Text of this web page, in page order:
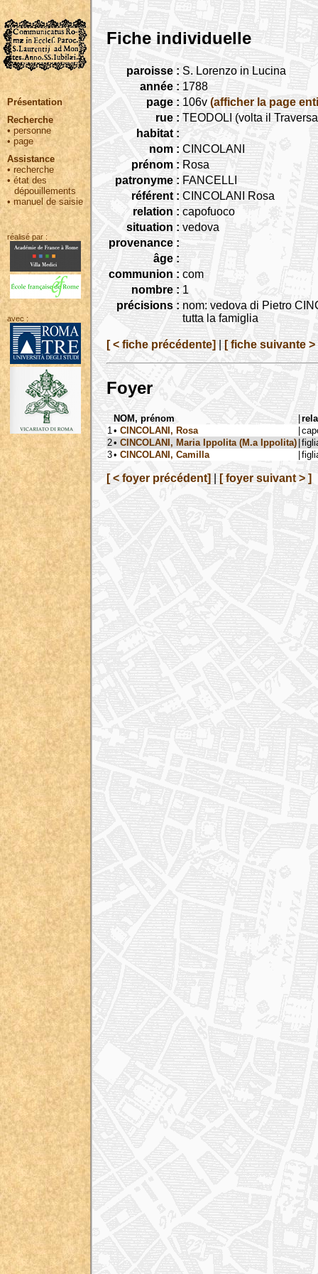
Présentation
Recherche
• personne
•page
Assistance
• recherche
•état des
dépouillements
•manuel de saisie
réalisé par :
avec :
Fiche individuelle
paroisse : S. Lorenzo in Lucina
année : 1788
page : 106v (afficher la page
rue : TEODOLI (volta il
habitat :
nom : CINCOLANI
prénom : Rosa
patronyme : FANCELLI
référent : CINCOLANI Rosa
relation : capofuoco
situation : vedova
provenance :
âge :
communion : com
nombre : 1
précisions : nom: vedova di Pietro
tutta la famiglia
[ < fiche précédente] [ fiche suivante >
Foyer
NOM, prénom |
1 • CINCOLANI, Rosa |
2• CINCOLANI, Maria Ippolita (M.a Ippolita) |
3• CINCOLANI, Camilla |
[ < foyer précédent] [ foyer suivant > ]